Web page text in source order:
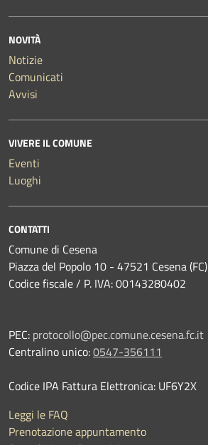
NOVITÀ
Notizie
Comunicati
Avvisi
VIVERE IL COMUNE
Eventi
Luoghi
CONTATTI
Comune di Cesena
Piazza del Popolo 10 - 47521 Cesena (FC)
Codice fiscale / P. IVA: 00143280402
PEC: protocollo@pec.comune.cesena.fc.it
Centralino unico:0547-356111
Codice IPA Fattura Elettronica: UF6Y2X
Leggi le FAQ
Prenotazione appuntamento